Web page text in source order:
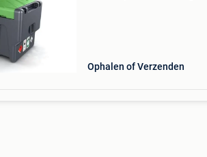
Ophalen of Verzenden